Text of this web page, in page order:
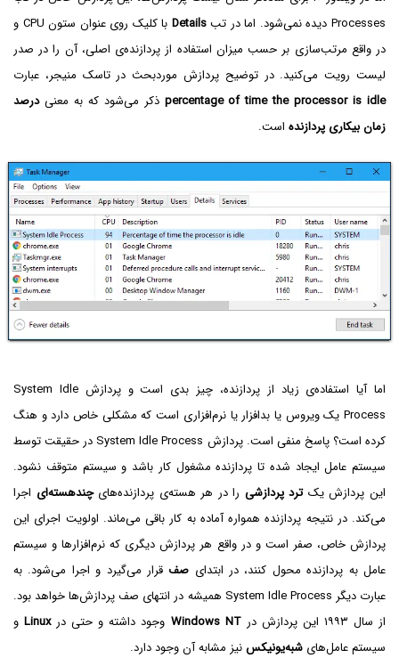
Processes دیده نمی‌شود. اما در تب
Details
با کلیک روی عنوان ستون CPU و
در واقع مرتب‌سازی بر حسب میزان استفاده از پردازنده‌ی اصلی، آن را در صدر
لیست رویت می‌کنید. در توضیح پردازش موردبحث در تاسک منیجر، عبارت
percentage of time the processor is idle ذکر می‌شود که به معنیدرصد
زمان بیکاری پردازنده است.
اما آیا استفاده‌ی زیاد از پردازنده، چیز بدی است و پردازش System Idle
Process یک ویروس یا بدافزار یا نرم‌‌افزاری است که مشکلی خاص دارد و هنگ
کرده است؟ پاسخ منفی است. پردازش System Idle Process در حقیقت توسط
سیستم عامل ایجاد شده تا پردازنده مشغول کار باشد و سیستم متوقف نشود.
این پردازش یکترد پردازشی را در هر هسته‌ی پردازنده‌هایچندهسته‌ای اجرا
می‌کند. در نتیجه پردازنده همواره آماده به کار باقی می‌ماند. اولویت اجرای این
پردازش خاص، صفر است و در واقع هر پردازش دیگری که نرم‌افزارها و سیستم
عامل به پردازنده محول کنند، در ابتدای صفقرار می‌گیرد و اجرا می‌شود. به
عبارت دیگر System Idle Process همیشه در انتهای صف پردازش‌ها خواهد بود.
از سال ۱۹۹۳ این پردازش در
Windows NT وجود داشته و حتی درLinuxو
سیستم عامل‌های شبه‌یونیکسنیز مشابه آن وجود دارد.